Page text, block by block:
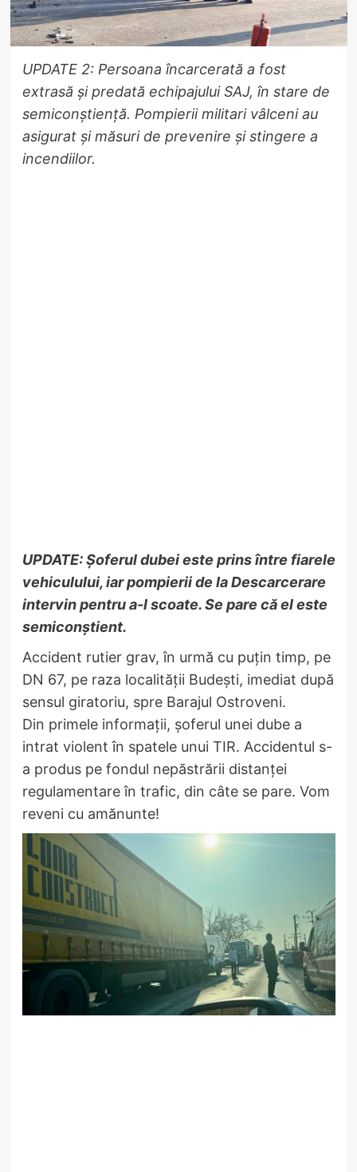
UPDATE 2: Persoana încarcerată a fost
extrasă și predată echipajului SAJ, în stare de
semiconștiență. Pompierii militari vâlceni au
asigurat și măsuri de prevenire și stingere a
incendiilor.
UPDATE: Șoferul dubei este prins între fiarele
vehiculului, iar pompierii de la Descarcerare
intervin pentru a-l scoate. Se pare că el este
semiconștient.
Accident rutier grav, în urmă cu puțin timp, pe
DN 67, pe raza localității Budești, imediat după
sensul giratoriu, spre Barajul Ostroveni.
Din primele informații, șoferul unei dube a
intrat violent în spatele unui TIR. Accidentul s-
a produs pe fondul nepăstrării distanței
regulamentare în trafic, din câte se pare. Vom
reveni cu amănunte!